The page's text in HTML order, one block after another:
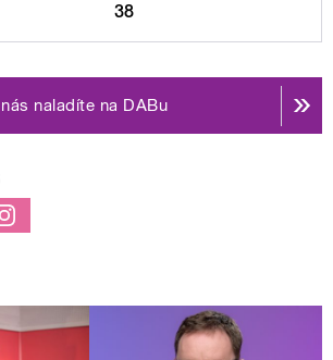
38
naladíte na DABu